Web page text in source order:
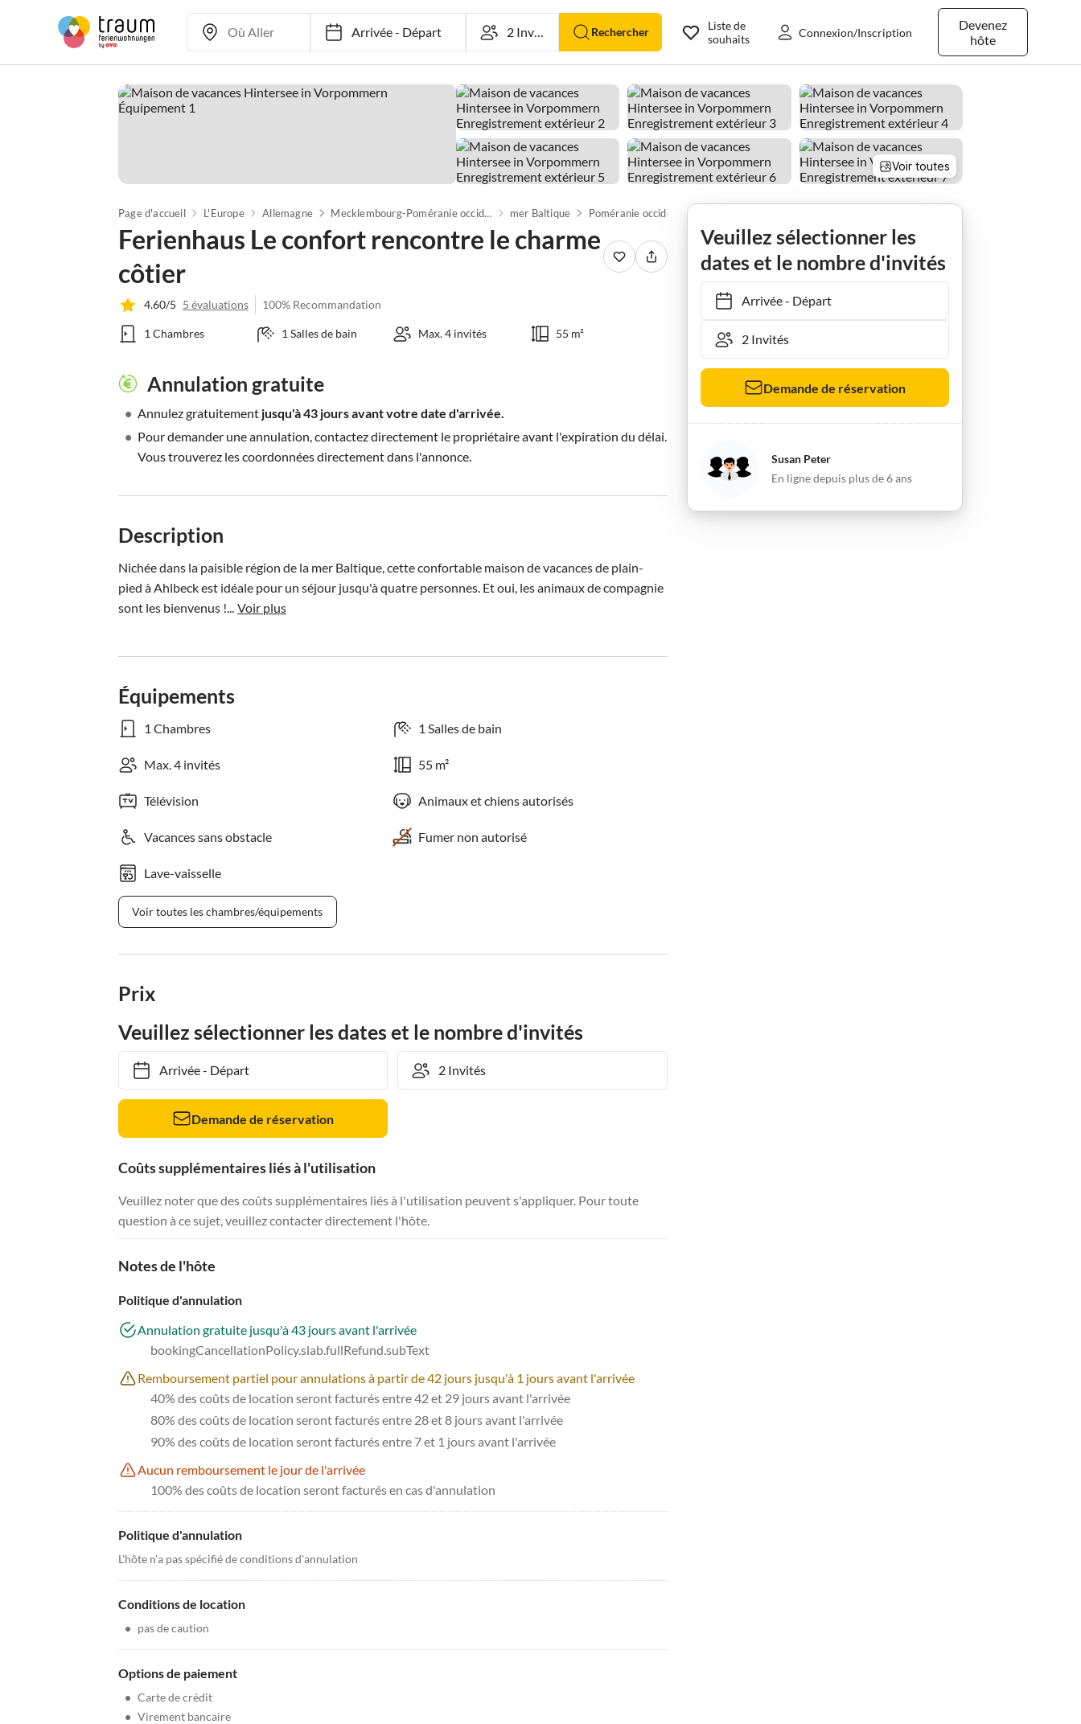
Arrivée-Départ Rechercher
Devenez
hôte
Liste de
souhaits
Connexion/Inscription
Voir toutes
Page d'accueil L'Europe Allemagne Mecklembourg-Poméranie occidentale mer Baltique Poméranie occidentale
Ferienhaus Le confort rencontre le charme
côtier
4.60/5 5 évaluations 100% Recommandation
1 Chambres 1 Salles de bain Max. 4 invités 55 m²
Annulation gratuite
• Annulez gratuitement jusqu'à 43 jours avant votre date d'arrivée.
• Pour demander une annulation, contactez directement le propriétaire avant l'expiration du délai.
Vous trouverez les coordonnées directement dans l'annonce.
Description
Nichée dans la paisible région de la mer Baltique, cette confortable maison de vacances de plain-
pied à Ahlbeck est idéale pour un séjour jusqu'à quatre personnes. Et oui, les animaux de compagnie
sont les bienvenus !... Voir plus
Équipements
1 Chambres 1 Salles de bain
Max. 4 invités 55 m²
Télévision Animaux et chiens autorisés
Vacances sans obstacle Fumer non autorisé
Lave-vaisselle
Voir toutes les chambres/équipements
Prix
Veuillez sélectionner les dates et le nombre d'invités
Arrivée- Départ
Demande de réservation
Coûts supplémentaires liés à l'utilisation
Veuillez noter que des coûts supplémentaires liés à l'utilisation peuvent s'appliquer. Pour toute
question à ce sujet, veuillez contacter directement l'hôte.
Notes de l'hôte
Politique d'annulation
Annulation gratuite jusqu'à 43 jours avant l'arrivée
bookingCancellationPolicy.slab.fullRefund.subText
Remboursement partiel pour annulations à partir de 42 jours jusqu'à 1 jours avant l'arrivée
40% des coûts de location seront facturés entre 42 et 29 jours avant l'arrivée
80% des coûts de location seront facturés entre 28 et 8 jours avant l'arrivée
90% des coûts de location seront facturés entre 7 et 1 jours avant l'arrivée
Aucun remboursement le jour de l'arrivée
100% des coûts de location seront facturés en cas d'annulation
Politique d'annulation
L'hôte n'a pas spécifié de conditions d'annulation
Conditions de location
• pas de caution
Options de paiement
• Carte de crédit
• Virement bancaire
Veuillez sélectionner les
dates et le nombre d'invités
Arrivée- Départ
Demande de réservation
Susan Peter
En ligne depuis plus de 6 ans